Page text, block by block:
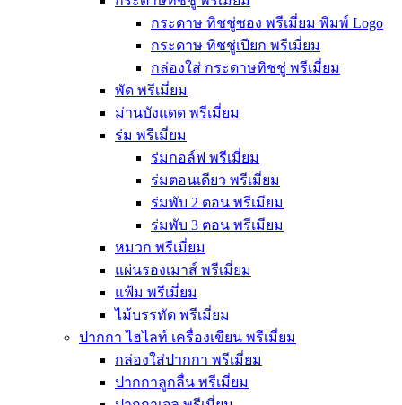
กระดาษ ทิชชู่ซอง พรีเมี่ยม พิมพ์ Logo
กระดาษ ทิชชู่เปียก พรีเมี่ยม
กล่องใส่ กระดาษทิชชู่ พรีเมี่ยม
พัด พรีเมี่ยม
ม่านบังแดด พรีเมี่ยม
ร่ม พรีเมี่ยม
ร่มกอล์ฟ พรีเมี่ยม
ร่มตอนเดียว พรีเมี่ยม
ร่มพับ 2 ตอน พรีเมียม
ร่มพับ 3 ตอน พรีเมียม
หมวก พรีเมี่ยม
แผ่นรองเมาส์ พรีเมี่ยม
แฟ้ม พรีเมี่ยม
ไม้บรรทัด พรีเมี่ยม
ปากกา ไฮไลท์ เครื่องเขียน พรีเมี่ยม
กล่องใส่ปากกา พรีเมี่ยม
ปากกาลูกลื่น พรีเมี่ยม